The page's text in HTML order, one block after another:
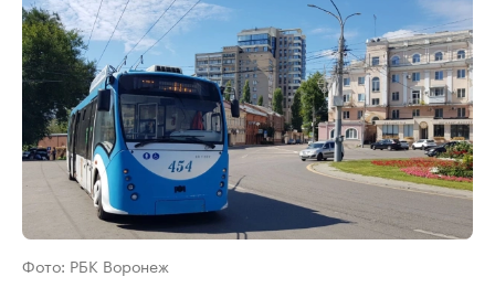
Фото: РБК Воронеж